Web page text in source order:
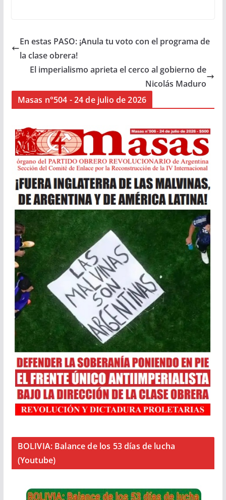
En estas PASO: ¡Anula tu voto con el programa de
la clase obrera!
El imperialismo aprieta el cerco al gobierno de
Nicolás Maduro
Masas n°504 - 24 de julio de 2026
BOLIVIA: Balance de los 53 días de lucha
(Youtube)